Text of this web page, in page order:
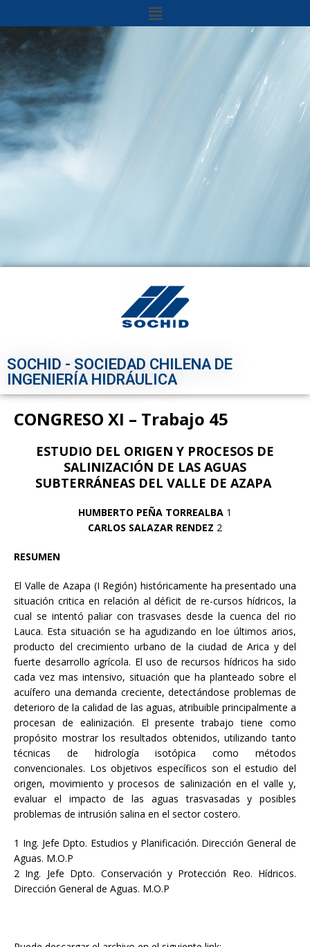
SOCHID - SOCIEDAD CHILENA DE
INGENIERÍA HIDRÁULICA
CONGRESO XI – Trabajo 45
ESTUDIO DEL ORIGEN Y PROCESOS DE
SALINIZACIÓN DE LAS AGUAS
SUBTERRÁNEAS DEL VALLE DE AZAPA
HUMBERTO PEÑA TORREALBA 1
CARLOS SALAZAR RENDEZ 2
RESUMEN
El Valle de Azapa (I Región) históricamente ha presentado una
situación critica en relación al déficit de re-cursos hídricos, la
cual se intentó paliar con trasvases desde la cuenca del rio
Lauca. Esta situación se ha agudizando en loe últimos arios,
producto del crecimiento urbano de la ciudad de Arica y del
fuerte desarrollo agrícola. El uso de recursos hídricos ha sido
cada vez mas intensivo, situación que ha planteado sobre el
acuífero una demanda creciente, detectándose problemas de
deterioro de la calidad de las aguas, atribuible principalmente a
procesan de ealinización. El presente trabajo tiene como
propósito mostrar los resultados obtenidos, utilizando tanto
técnicas de hidrología isotópica como métodos
convencionales. Los objetivos específicos son el estudio del
origen, movimiento y procesos de salinización en el valle y,
evaluar el impacto de las aguas trasvasadas y posibles
problemas de intrusión salina en el sector costero.
1 Ing. Jefe Dpto. Estudios y Planificación. Dirección General de
Aguas. M.O.P
2 Ing. Jefe Dpto. Conservación y Protección Reo. Hídricos.
Dirección General de Aguas. M.O.P